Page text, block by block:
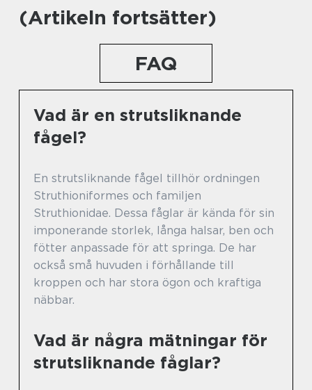
(Artikeln fortsätter)
FAQ
Vad är en strutsliknande
fågel?
En strutsliknande fågel tillhör ordningen
Struthioniformes och familjen
Struthionidae. Dessa fåglar är kända för sin
imponerande storlek, långa halsar, ben och
fötter anpassade för att springa. De har
också små huvuden i förhållande till
kroppen och har stora ögon och kraftiga
näbbar.
Vad är några mätningar för
strutsliknande fåglar?